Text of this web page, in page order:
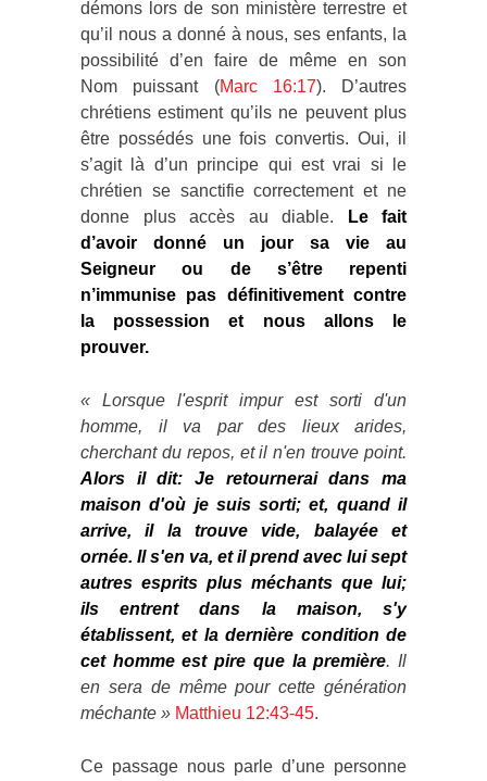
démons lors de son ministère terrestre et
qu’il nous a donné à nous, ses enfants, la
possibilité d’en faire de même en son
Nom puissant (Marc 16:17). D’autres
chrétiens estiment qu’ils ne peuvent plus
être possédés une fois convertis. Oui, il
s’agit là d’un principe qui est vrai si le
chrétien se sanctifie correctement et ne
donne plus accès au diable.
Le fait
d’avoir donné un jour sa vie au
Seigneur ou de s’être repenti
n’immunise pas définitivement contre
la possession et nous allons le
prouver.
« Lorsque l'esprit impur est sorti d'un
homme, il va par des lieux arides,
cherchant du repos, et il n'en trouve point.
Alors il dit: Je retournerai dans ma
maison d'où je suis sorti; et, quand il
arrive, il la trouve vide, balayée et
ornée. Il s'en va, et il prend avec lui sept
autres esprits plus méchants que lui;
ils entrent dans la maison, s'y
établissent, et la dernière condition de
cet homme est pire que la première. Il
en sera de même pour cette génération
méchante » Matthieu 12:43-45.
Ce passage nous parle d’une personne